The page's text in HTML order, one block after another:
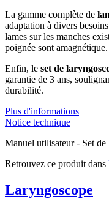
La gamme complète de
adaptation à divers
lames sur les manches
poignée sont amagnétique.
Enfin, le set de
garantie de 3 ans,
durabilité.
Plus d'informations
Notice technique
Manuel utilisateur - Set
Retrouvez ce produit dans
Laryngoscope